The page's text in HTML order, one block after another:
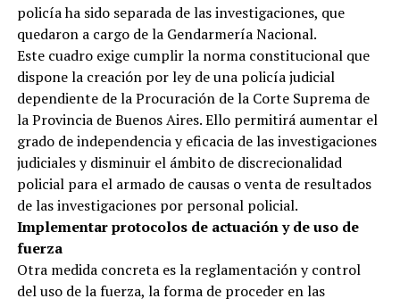
policía ha sido separada de las investigaciones, que
quedaron a cargo de la Gendarmería Nacional.
Este cuadro exige cumplir la norma constitucional que
dispone la creación por ley de una policía judicial
dependiente de la Procuración de la Corte Suprema de
la Provincia de Buenos Aires. Ello permitirá aumentar el
grado de independencia y eficacia de las investigaciones
judiciales y disminuir el ámbito de discrecionalidad
policial para el armado de causas o venta de resultados
de las investigaciones por personal policial.
Implementar protocolos de actuación y de uso de
fuerza
Otra medida concreta es la reglamentación y control
del uso de la fuerza, la forma de proceder en las